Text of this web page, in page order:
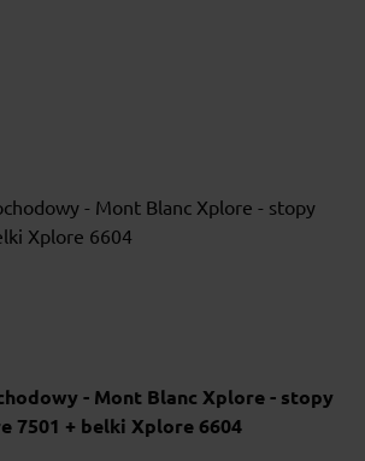
- Mont Blanc Xplore - stopy
7501 + belki Xplore 6604